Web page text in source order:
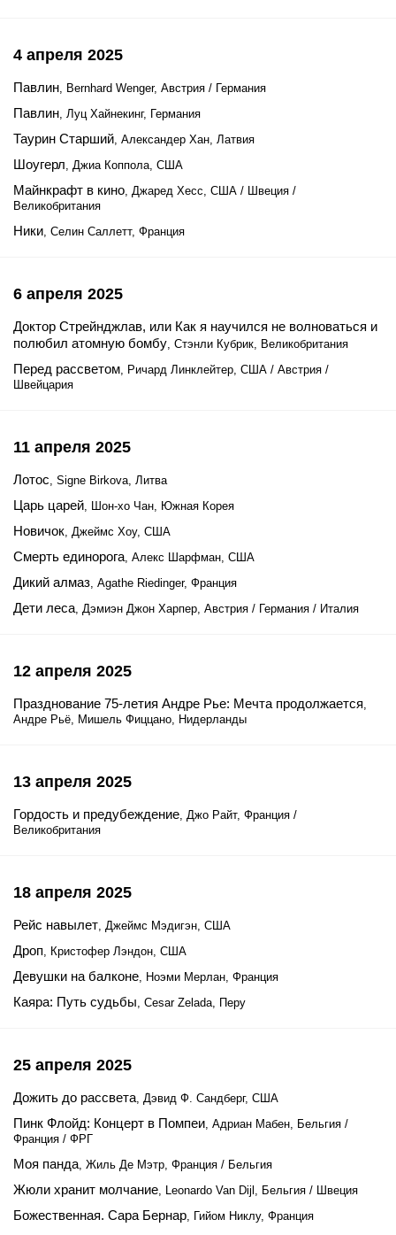
4 апреля 2025
Павлин, Bernhard Wenger, Австрия / Германия
Павлин, Луц Хайнекинг, Германия
Таурин Старший, Александер Хан, Латвия
Шоугерл, Джиа Коппола, США
Майнкрафт в кино, Джаред Хесс, США / Швеция /
Великобритания
Ники, Селин Саллетт, Франция
6 апреля 2025
Доктор Стрейнджлав, или Как я научился не волноваться и
полюбил атомную бомбу, Стэнли Кубрик, Великобритания
Перед рассветом, Ричард Линклейтер, США / Австрия /
Швейцария
11 апреля 2025
Лотос, Signe Birkova, Литва
Царь царей, Шон-хо Чан, Южная Корея
Новичок, Джеймс Хоу, США
Смерть единорога, Алекс Шарфман, США
Дикий алмаз, Agathe Riedinger, Франция
Дети леса, Дэмиэн Джон Харпер, Австрия / Германия / Италия
12 апреля 2025
Празднование 75-летия Андре Рье: Мечта продолжается,
Андре Рьё, Мишель Фиццано, Нидерланды
13 апреля 2025
Гордость и предубеждение, Джо Райт, Франция /
Великобритания
18 апреля 2025
Рейс навылет, Джеймс Мэдигэн, США
Дроп, Кристофер Лэндон, США
Девушки на балконе, Ноэми Мерлан, Франция
Каяра: Путь судьбы, Cesar Zelada, Перу
25 апреля 2025
Дожить до рассвета, Дэвид Ф. Сандберг, США
Пинк Флойд: Концерт в Помпеи, Адриан Мабен, Бельгия /
Франция / ФРГ
Моя панда, Жиль Де Мэтр, Франция / Бельгия
Жюли хранит молчание, Leonardo Van Dijl, Бельгия / Швеция
Божественная. Сара Бернар, Гийом Никлу, Франция